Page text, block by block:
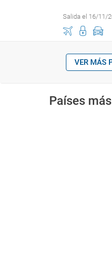
Salida el 16/11/
VER MÁS
Países